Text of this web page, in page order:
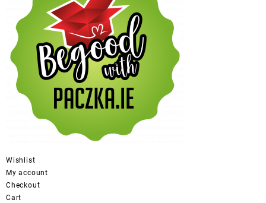
Wishlist
My account
Checkout
Cart